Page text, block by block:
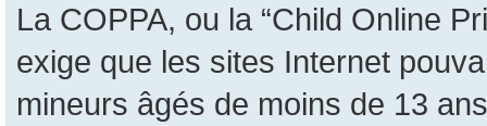
La COPPA, ou la “Child Online
exige que les sites Internet
mineurs âgés de moins de 13